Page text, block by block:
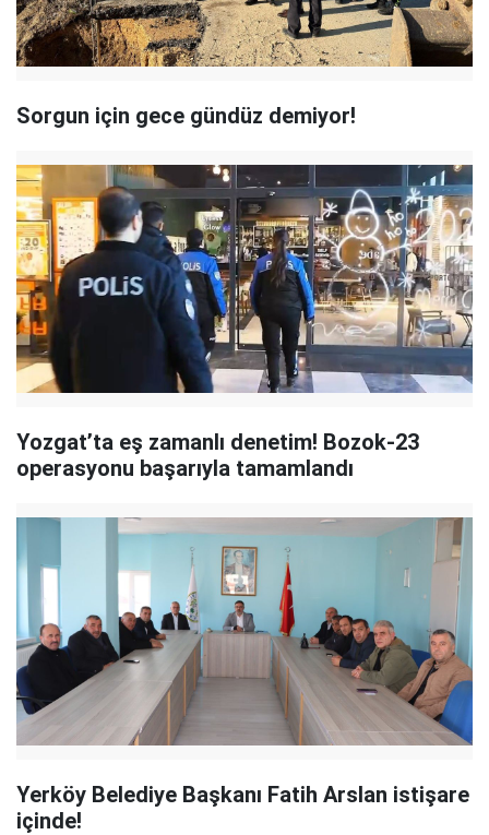
Sorgun için gece gündüz demiyor!
Yozgat’ta eş zamanlı denetim! Bozok-23
operasyonu başarıyla tamamlandı
Yerköy Belediye Başkanı Fatih Arslan istişare
içinde!